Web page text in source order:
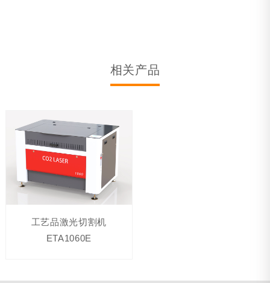
相关产品
工艺品激光切割机
ETA1060E